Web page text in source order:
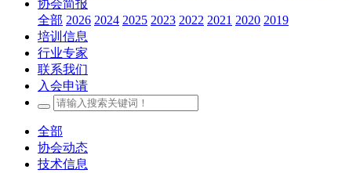
协会简报
全部 2026 2024 2025 2023 2022 2021 2020 2019
培训信息
行业专家
联系我们
入会申请
全部
协会动态
技术信息